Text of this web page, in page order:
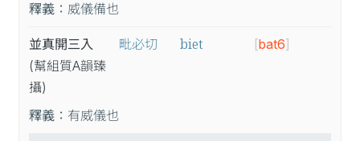
釋義： 威儀備也
並真開三入
(幫組質A韻臻
攝)
毗必切 biet [bat6]
釋義： 有威儀也